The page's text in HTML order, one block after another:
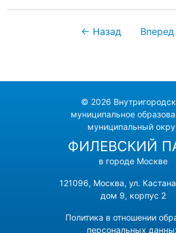
← Назад
© 2026
муниципальное
муниципальный
ФИЛЕВСКИЙ
в городе Москве
121096, Москва, ул.
дом 9, корпус 2
Политика в отношении
персональных